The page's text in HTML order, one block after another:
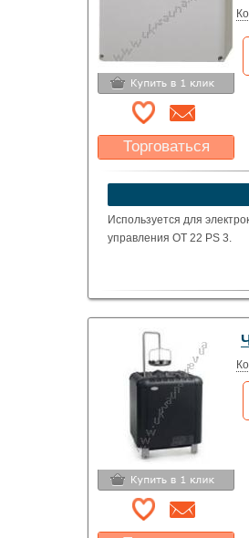
Торговаться
Какая цена Вас
устроит?
Используется для
управления OT 22 PS 3.